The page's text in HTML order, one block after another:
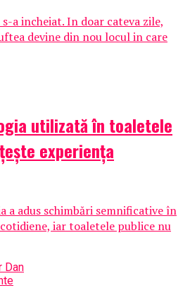
a incheiat. In doar cateva zile,
devine din nou locul in care
utilizată în toaletele
experiența
adus schimbări semnificative în
iar toaletele publice nu